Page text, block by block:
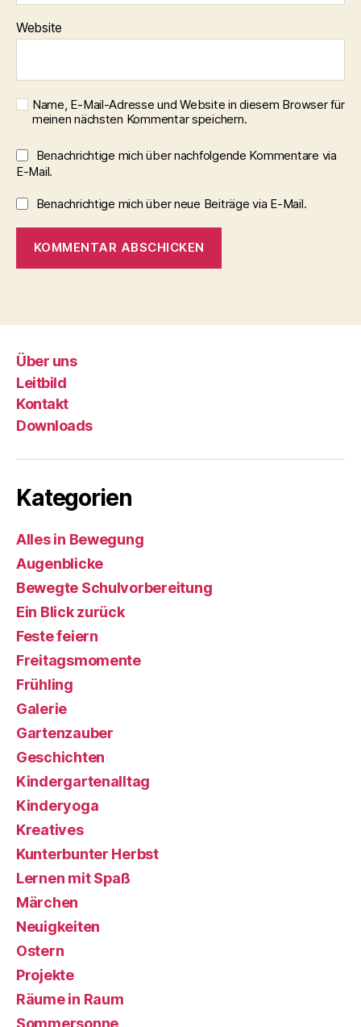
Website
Name, E-Mail-Adresse und Website in diesem Browser für
meinen nächsten Kommentar speichern.
Benachrichtige mich über nachfolgende Kommentare via
E-Mail.
Benachrichtige mich über neue Beiträge via E-Mail.
Über uns
Leitbild
Kontakt
Downloads
Kategorien
Alles in Bewegung
Augenblicke
Bewegte Schulvorbereitung
Ein Blick zurück
Feste feiern
Freitagsmomente
Frühling
Galerie
Gartenzauber
Geschichten
Kindergartenalltag
Kinderyoga
Kreatives
Kunterbunter Herbst
Lernen mit Spaß
Märchen
Neuigkeiten
Ostern
Projekte
Räume in Raum
Sommersonne